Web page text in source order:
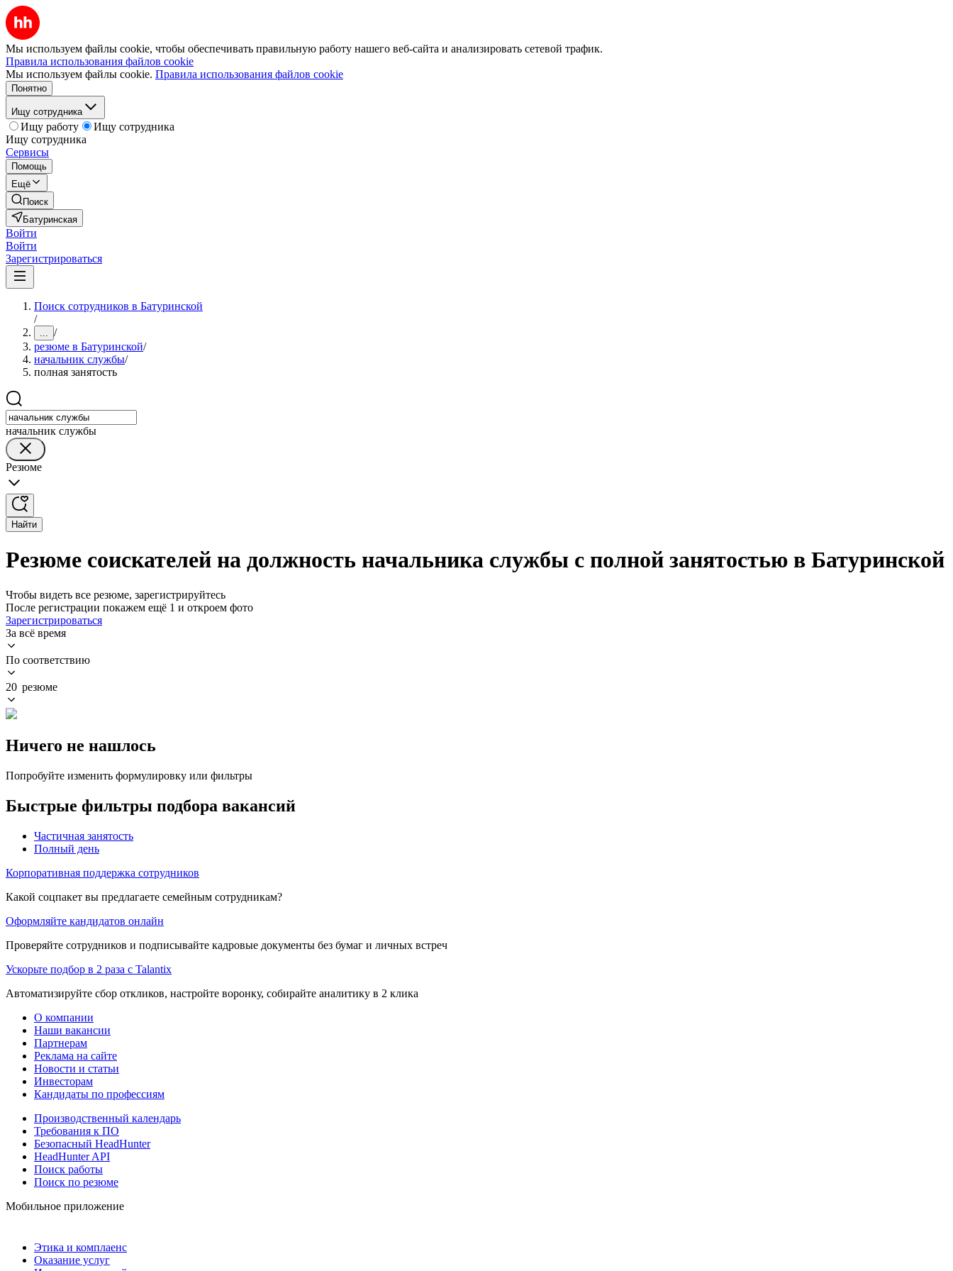
Мы используем файлы cookie, чтобы обеспечивать правильную работу нашего веб-сайта и анализировать сетевой трафик.
Правила использования файлов cookie
Мы используем файлы cookie. Правила использования файлов cookie
Понятно
Ищу сотрудника
Ищу работу
Ищу сотрудника
Ищу сотрудника
Сервисы
Помощь
Ещё
Поиск
Батуринская
Войти
Войти
Зарегистрироваться
Поиск сотрудников в Батуринской
/
... /
резюме в Батуринской/
начальник службы/
полная занятость
начальник службы
Резюме
Найти
Резюме соискателей на должность начальника службы с полной занятостью в Батуринской
Чтобы видеть все резюме, зарегистрируйтесь
После регистрации покажем ещё 1 и откроем фото
Зарегистрироваться
За всё время
По соответствию
20 резюме
Ничего не нашлось
Попробуйте изменить формулировку или фильтры
Быстрые фильтры подбора вакансий
Частичная занятость
Полный день
Корпоративная поддержка сотрудников
Какой соцпакет вы предлагаете семейным сотрудникам?
Оформляйте кандидатов онлайн
Проверяйте сотрудников и подписывайте кадровые документы без бумаг и личных встреч
Ускорьте подбор в 2 раза с Talantix
Автоматизируйте сбор откликов, настройте воронку, собирайте аналитику в 2 клика
О компании
Наши вакансии
Партнерам
Реклама на сайте
Новости и статьи
Инвесторам
Кандидаты по профессиям
Производственный календарь
Требования к ПО
Безопасный HeadHunter
HeadHunter API
Поиск работы
Поиск по резюме
Мобильное приложение
Этика и комплаенс
Оказание услуг